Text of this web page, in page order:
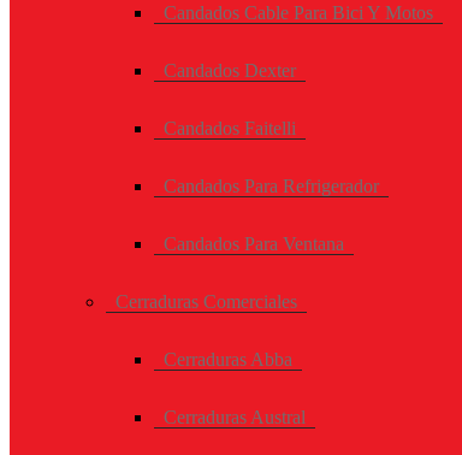
Candados Cable Para Bici Y Motos
Candados Dexter
Candados Faitelli
Candados Para Refrigerador
Candados Para Ventana
Cerraduras Comerciales
Cerraduras Abba
Cerraduras Austral